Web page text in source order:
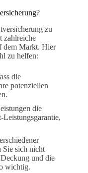
zu
zahlreiche
dem Markt. Hier
zu helfen:
die
potenziellen
die
Leistungsgarantie,
Sie sich nicht
und die
wichtig.